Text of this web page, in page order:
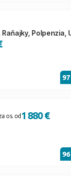
Raňajky, Polpenzia,
os. od 1 880 €